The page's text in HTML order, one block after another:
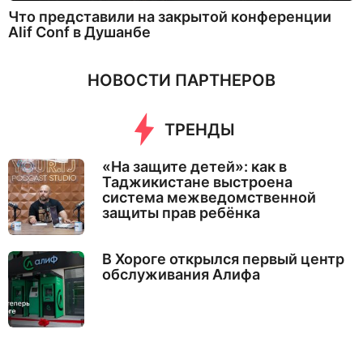
Что представили на закрытой конференции
Alif Conf в Душанбе
НОВОСТИ ПАРТНЕРОВ
ТРЕНДЫ
«На защите детей»: как в
Таджикистане выстроена
система межведомственной
защиты прав ребёнка
В Хороге открылся первый центр
обслуживания Алифа